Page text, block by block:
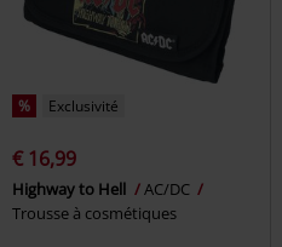
% Exclusivité
€ 16,99
Highway to Hell
AC/DC
Trousse à cosmétiques